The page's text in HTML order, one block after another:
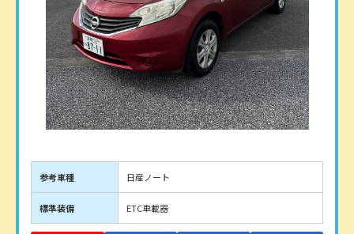
参考車種 日産ノート
標準装備 ETC車載器